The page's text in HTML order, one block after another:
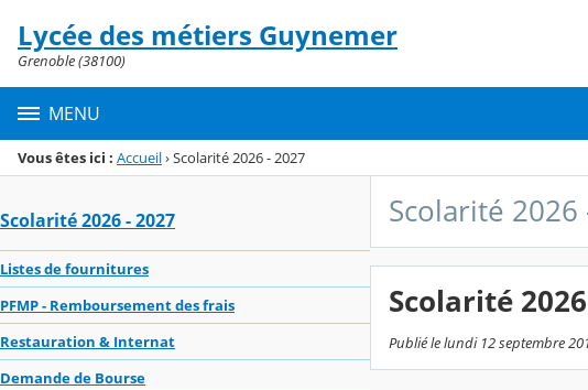
Menu de la rubrique
Contenu
Lycée des métiers Guynemer
Grenoble (38100)
MENU
Vous êtes ici : Accueil›Scolarité 2026 - 2027
Scolarité 2026 - 2027
Listes de fournitures
PFMP - Remboursement des frais
Restauration & Internat
Demande de Bourse
Scolarité 2026
Scolarité
Publié le lundi 12 septembre